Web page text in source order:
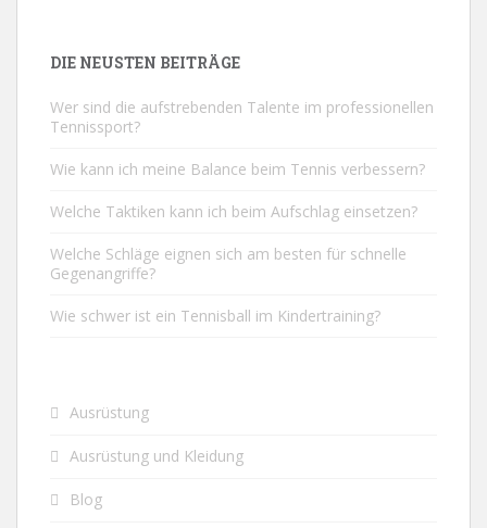
DIE NEUSTEN BEITRÄGE
Wer sind die aufstrebenden Talente im professionellen
Tennissport?
Wie kann ich meine Balance beim Tennis verbessern?
Welche Taktiken kann ich beim Aufschlag einsetzen?
Welche Schläge eignen sich am besten für schnelle
Gegenangriffe?
Wie schwer ist ein Tennisball im Kindertraining?
Ausrüstung
Ausrüstung und Kleidung
Blog